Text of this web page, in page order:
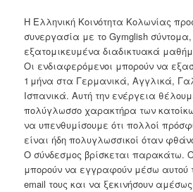
Η Ελληνική Κοινότητα Κολωνίας
συνεργασία με το Gymglish
εξατομικευμένα διαδικτυακά
Οι ενδιαφερόμενοι μπορούν να
1 μήνα στα Γερμανικά, Αγγλικά,
Ισπανικά. Αυτή την ενέργεια
πολύγλωσσο χαρακτήρα των
να υπενθυμίσουμε ότι πολλοί
είναι ήδη πολυγλωσσικοί όταν
Ο σύνδεσμος βρίσκεται παρακάτω.
μπορούν να εγγραφούν μέσω αυτού
email τους και να ξεκινήσουν